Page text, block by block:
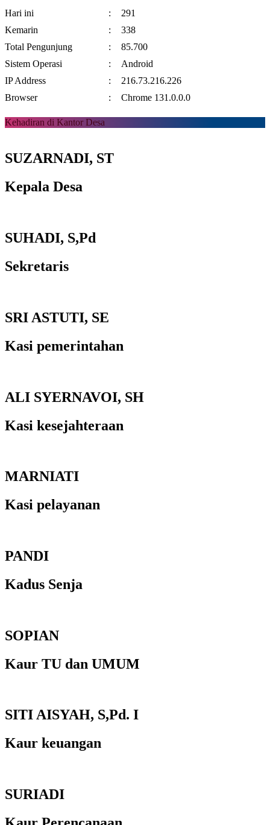
Hari ini :
291
Kemarin
:
338
Total Pengunjung
:
85.700
Sistem Operasi
:
Android
IP Address
:
216.73.216.226
Browser
: Chrome 131.0.0.0
Kehadiran di Kantor Desa
SUZARNADI, ST
Kepala Desa
SUHADI, S,Pd
Sekretaris
SRI ASTUTI, SE
Kasi pemerintahan
ALI SYERNAVOI, SH
Kasi kesejahteraan
MARNIATI
Kasi pelayanan
PANDI
Kadus Senja
SOPIAN
Kaur TU dan UMUM
SITI AISYAH, S,Pd. I
Kaur keuangan
SURIADI